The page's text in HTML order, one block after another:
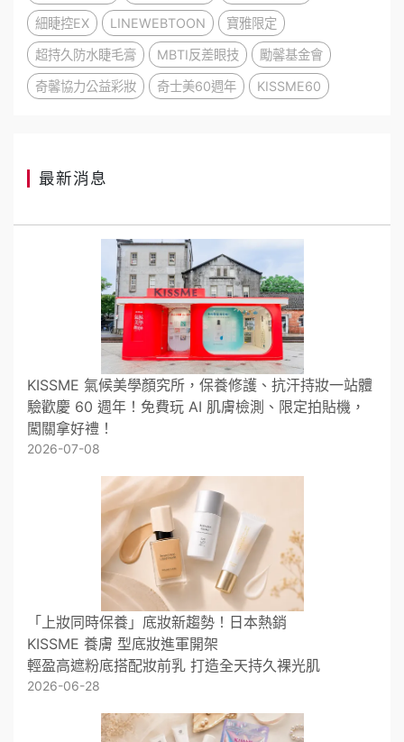
細睫控EX LINEWEBTOON 寶雅限定
超持久防水睫毛膏 MBTI反差眼技 勵馨基金會
奇馨協力公益彩妝 奇士美60週年 KISSME60
最新消息
KISSME 氣候美學顏究所，保養修護、抗汗持妝一站體
驗歡慶 60 週年！免費玩 AI 肌膚檢測、限定拍貼機，
闖關拿好禮！
2026-07-08
「上妝同時保養」底妝新趨勢！日本熱銷
KISSME 養膚 型底妝進軍開架
輕盈高遮粉底搭配妝前乳 打造全天持久裸光肌
2026-06-28